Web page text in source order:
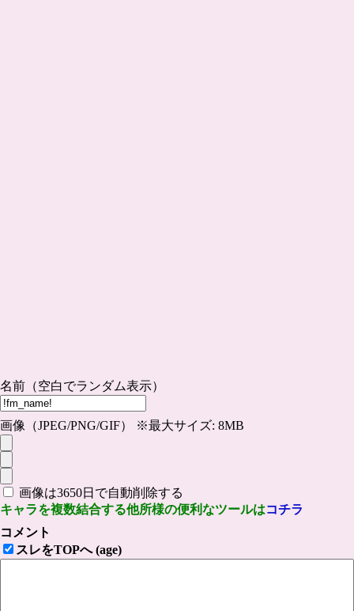
名前（空白でランダム表示）
画像（JPEG/PNG/GIF） ※最大サイズ: 8MB
画像は3650日で自動削除する
キャラを複数結合する他所様の便利なツールはコチラ
コメント
スレをTOPへ (age)